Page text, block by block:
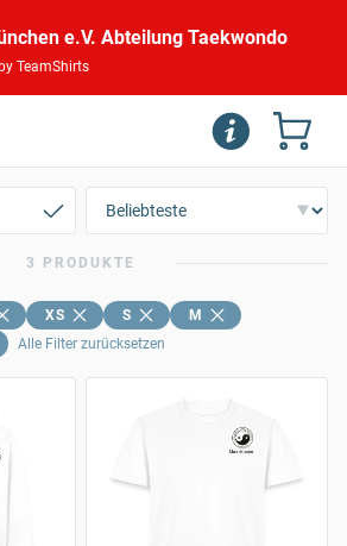
e.V. Abteilung Taekwondo
TeamShirts
3 PRODUKTE
XS S
M
Alle Filter zurücksetzen